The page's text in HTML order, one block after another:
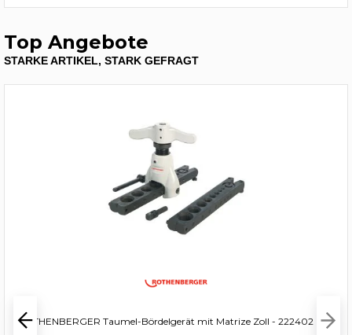
Top Angebote
STARKE ARTIKEL, STARK GEFRAGT
ROTHENBERGER Taumel-Bördelgerät mit Matrize Zoll - 222402